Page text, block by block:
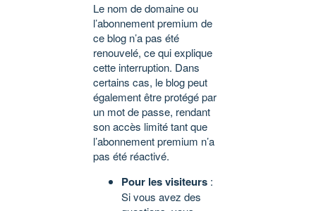
Le nom de domaine ou
l’abonnement premium de
ce blog n’a pas été
renouvelé, ce qui explique
cette interruption. Dans
certains cas, le blog peut
également être protégé par
un mot de passe, rendant
son accès limité tant que
l’abonnement premium n’a
pas été réactivé.
Pour les visiteurs :
Si vous avez des